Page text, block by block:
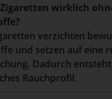
Zigaretten wirklich
verzichten
und setzen auf eine
Dadurch
Rauchprofil.